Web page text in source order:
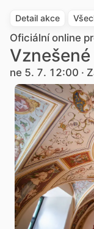
Detail akce
Oficiální online
ne 5. 7. 12:00 ·